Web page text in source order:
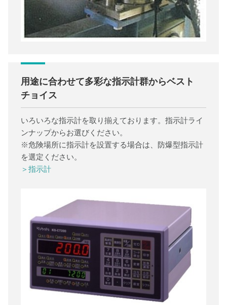
用途に合わせて多彩な指示計群からベスト
チョイス
いろいろな指示計を取り揃えております。指示計ライ
ンナップからお選びください。
※危険場所に指示計を設置する場合は、防爆型指示計
を選定ください。
＞指示計